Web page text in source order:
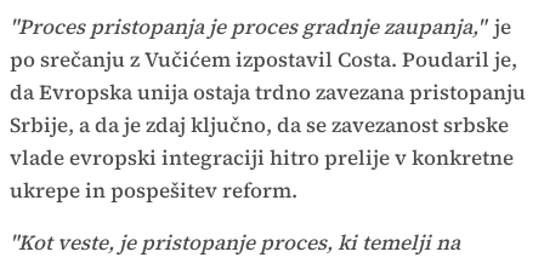
"Proces pristopanja je proces gradnje zaupanja," je
po srečanju z Vučićem izpostavil Costa. Poudaril je,
da Evropska unija ostaja trdno zavezana pristopanju
Srbije, a da je zdaj ključno, da se zavezanost srbske
vlade evropski integraciji hitro prelije v konkretne
ukrepe in pospešitev reform.
"Kot veste, je pristopanje proces, ki temelji na